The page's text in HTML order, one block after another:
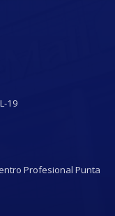
19
Profesional Punta